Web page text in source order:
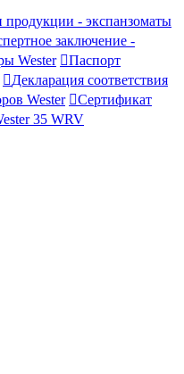
продукции - экспанзоматы
заключение -
Wester Паспорт
Декларация соответствия
Wester Сертификат
35 WRV